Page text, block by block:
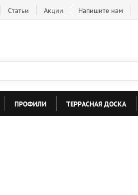
Статьи Акции Напишите нам
ПРОФИЛИ ТЕРРАСНАЯ ДОСКА